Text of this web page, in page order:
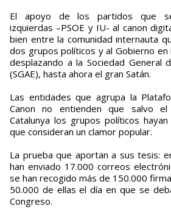
El apoyo de los partidos que
izquierdas –PSOE y IU- al canon
bien entre la comunidad internauta
dos grupos políticos y al Gobierno en
desplazando a la Sociedad General
(SGAE), hasta ahora el gran Satán.
Las entidades que agrupa la
Canon no entienden que salvo
Catalunya los grupos políticos
que consideran un clamor popular.
La prueba que aportan a sus tesis:
han enviado 17.000 correos
se han recogido más de 150.000
50.000 de ellas el día en que se
Congreso.